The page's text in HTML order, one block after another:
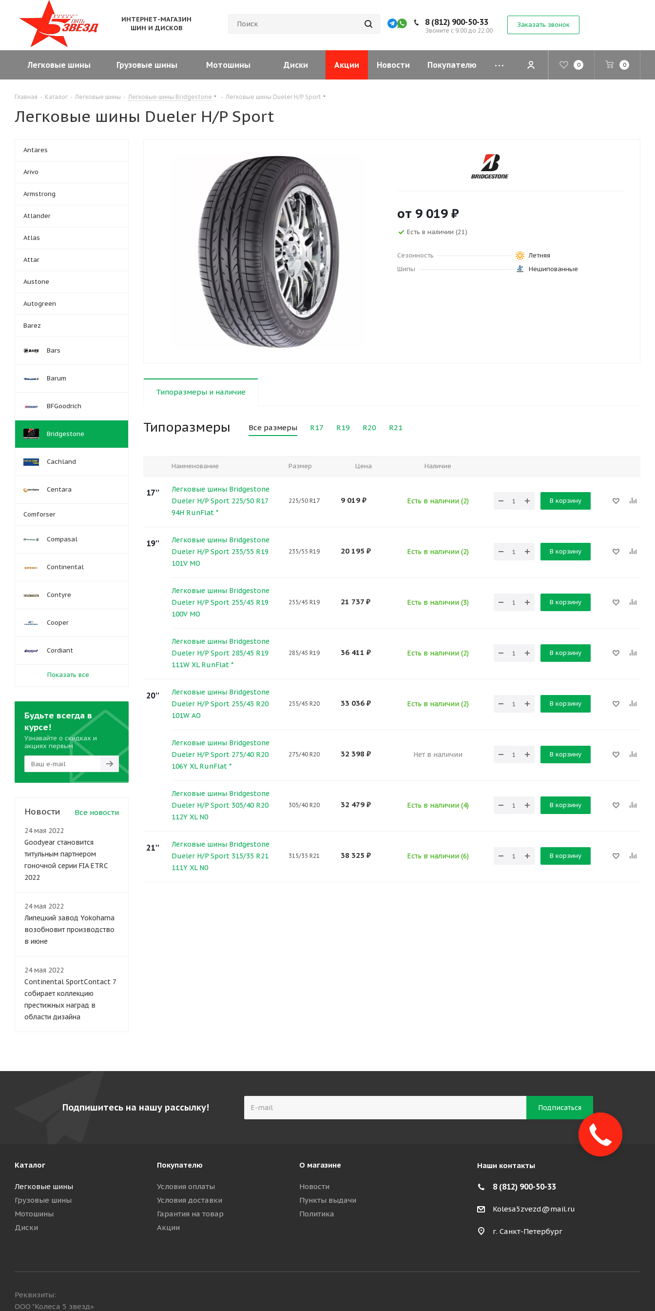
ИНТЕРНЕТ-МАГАЗИН
ШИН И ДИСКОВ
8 (812) 900-50-33
Звоните с 9:00 до 22:00
Заказать звонок
0 0
Легковые шины Грузовые шины Мотошины Диски Акции Новости Покупателю
Главная - Каталог - Легковые шины - Легковые шины Bridgestone - Легковые шины Dueler H/P Sport
Легковые шины Dueler H/P Sport
от 9 019 ₽
Есть в наличии (21)
Сезонность
Летняя
Шипы
Нешипованные
Типоразмеры и наличие
Типоразмеры Все размеры R17 R19 R20 R21
Наименование Размер Цена Наличие
17''
Легковые шины Bridgestone
Dueler H/P Sport 225/50 R17
94H RunFlat *
225/50 R17 9 019 ₽ Есть в наличии (2) В корзину
19''
Легковые шины Bridgestone
Dueler H/P Sport 235/55 R19
101V MO
235/55 R19 20 195 ₽ Есть в наличии (2) В корзину
Легковые шины Bridgestone
Dueler H/P Sport 255/45 R19
100V MO
255/45 R19 21 737 ₽ Есть в наличии (3) В корзину
Легковые шины Bridgestone
Dueler H/P Sport 285/45 R19
111W XL RunFlat *
285/45 R19 36 411 ₽ Есть в наличии (2) В корзину
20''
Легковые шины Bridgestone
Dueler H/P Sport 255/45 R20
101W AO
255/45 R20 33 036 ₽ Есть в наличии (2) В корзину
Легковые шины Bridgestone
Dueler H/P Sport 275/40 R20
106Y XL RunFlat *
275/40 R20 32 398 ₽ Нет в наличии В корзину
Легковые шины Bridgestone
Dueler H/P Sport 305/40 R20
112Y XL N0
305/40 R20 32 479 ₽ Есть в наличии (4) В корзину
21''
Легковые шины Bridgestone
Dueler H/P Sport 315/35 R21
111Y XL N0
315/35 R21 38 325 ₽ Есть в наличии (6) В корзину
Antares
Arivo
Armstrong
Atlander
Atlas
Attar
Austone
Autogreen
Barez
Bars
Barum
BFGoodrich
Bridgestone
Cachland
Centara
Comforser
Compasal
Continental
Contyre
Cooper
Cordiant
Показать все
Будьте всегда в
курсе!
Узнавайте о скидках и
акциях первым
Новости Все новости
24 мая 2022
Goodyear становится
титульным партнером
гоночной серии FIA ETRC
2022
24 мая 2022
Липецкий завод Yokohama
возобновит производство
в июне
24 мая 2022
Continental SportContact 7
собирает коллекцию
престижных наград в
области дизайна
Подпишитесь на нашу рассылку!
Каталог
Легковые шины
Грузовые шины
Мотошины
Диски
Покупателю
Условия оплаты
Условия доставки
Гарантия на товар
Акции
О магазине
Новости
Пункты выдачи
Политика
Наши контакты
8 (812) 900-50-33
Kolesa5zvezd@mail.ru
г. Санкт-Петербург
Реквизиты:
ООО "Колеса 5 звезд»